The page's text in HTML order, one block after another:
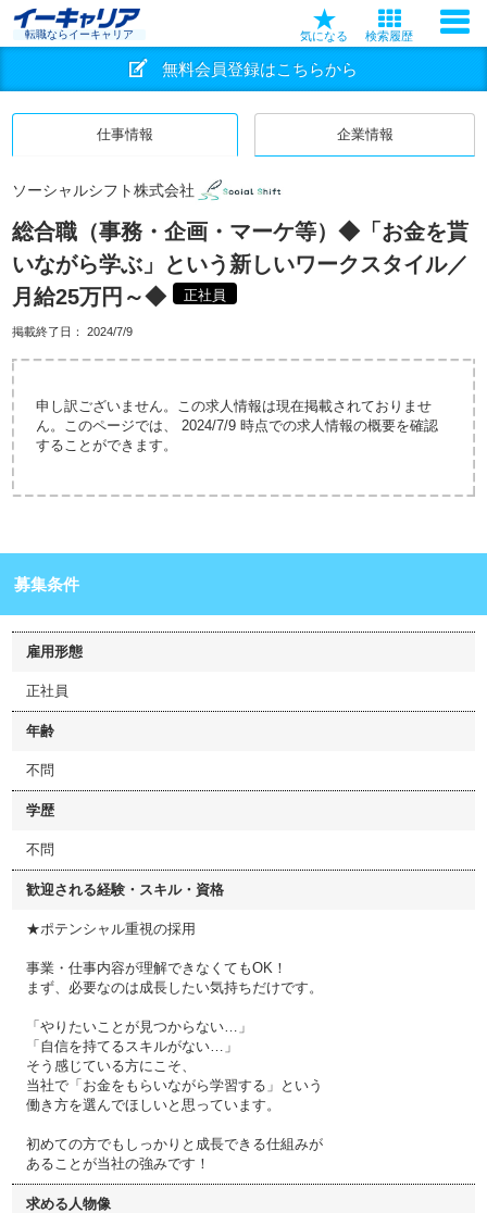
転職ならイーキャリア 気になる 検索履歴
無料会員登録はこちらから
仕事情報 企業情報
ソーシャルシフト株式会社
総合職（事務・企画・マーケ等）◆「お金を貰
いながら学ぶ」という新しいワークスタイル／
月給25万円～◆
正社員
掲載終了日： 2024/7/9
申し訳ございません。この求人情報は現在掲載されておりませ
ん。このページでは、 2024/7/9 時点での求人情報の概要を確認
することができます。
募集条件
雇用形態
正社員
年齢
不問
学歴
不問
歓迎される経験・スキル・資格
★ポテンシャル重視の採用
事業・仕事内容が理解できなくてもOK！
まず、必要なのは成長したい気持ちだけです。
「やりたいことが見つからない…」
「自信を持てるスキルがない…」
そう感じている方にこそ、
当社で「お金をもらいながら学習する」という
働き方を選んでほしいと思っています。
初めての方でもしっかりと成長できる仕組みが
あることが当社の強みです！
求める人物像